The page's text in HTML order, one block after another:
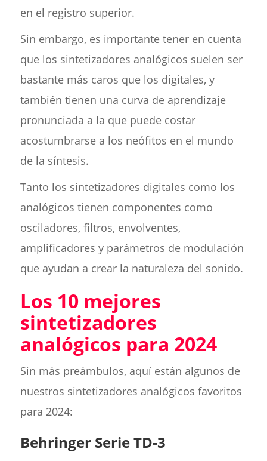
en el registro superior.
Sin embargo, es importante tener en cuenta
que los sintetizadores analógicos suelen ser
bastante más caros que los digitales, y
también tienen una curva de aprendizaje
pronunciada a la que puede costar
acostumbrarse a los neófitos en el mundo
de la síntesis.
Tanto los sintetizadores digitales como los
analógicos tienen componentes como
osciladores, filtros, envolventes,
amplificadores y parámetros de modulación
que ayudan a crear la naturaleza del sonido.
Los 10 mejores
sintetizadores
analógicos para 2024
Sin más preámbulos, aquí están algunos de
nuestros sintetizadores analógicos favoritos
para 2024:
Behringer Serie TD-3